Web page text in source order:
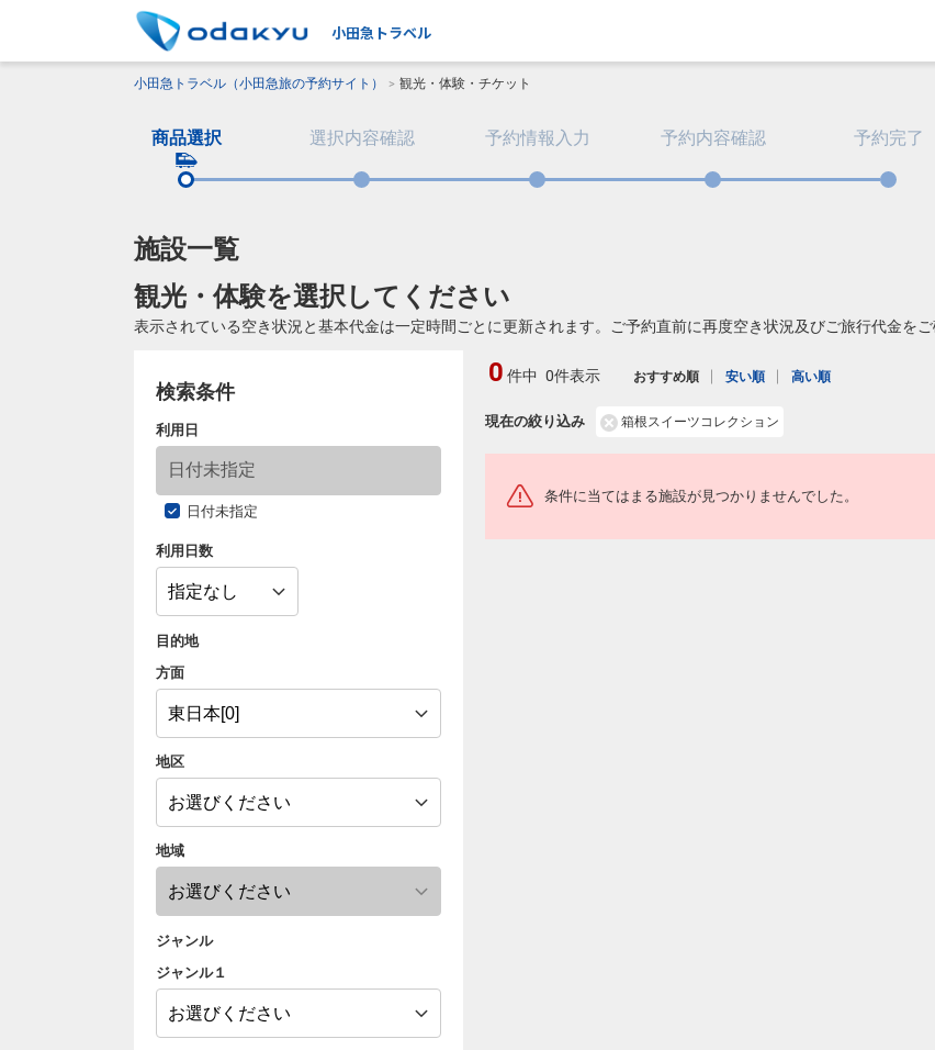
小田急トラベル
小田急トラベル（小田急旅の予約サイト） 観光・体験・チケット
商品選択 選択内容確認 予約情報入力 予約内容確認 予約完了
施設一覧
観光・体験を選択してください
表示されている空き状況と基本代金は一定時間ごとに更新されます。ご予約直前に再度空き状況及びご旅行代金をご
検索条件
利用日
日付未指定
利用日数
目的地
方面
地区
地域
ジャンル
ジャンル１
現在の絞り込み 箱根スイーツコレクション
0 件中 0件表示 おすすめ順 安い順 高い順
条件に当てはまる施設が見つかりませんでした。